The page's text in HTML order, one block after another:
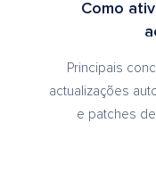
Como
Principais
actualizações
e patches